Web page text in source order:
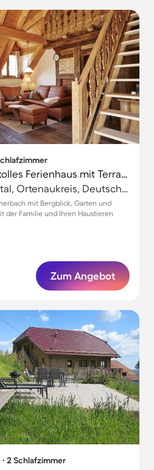
Kinderfreundliches tolles Ferienhaus mit Terrasse, Grill und Garten | Bergblick | Haustiere sind willkommen
Haslach im Kinzigtal, Ortenaukreis, Deutschland
mit Bergblick, Garten und
der Familie und Ihren Haustieren
Zum Angebot
2 Schlafzimmer